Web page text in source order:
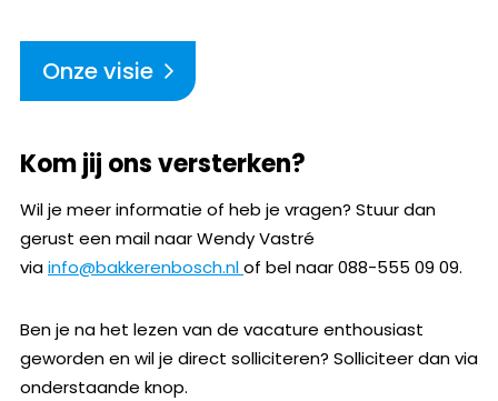
Onze visie
Kom jij ons versterken?
Wil je meer informatie of heb je vragen? Stuur dan
gerust een mail naar Wendy Vastré
viainfo@bakkerenbosch.nlof bel naar 088-555 09 09.
Ben je na het lezen van de vacature enthousiast
geworden en wil je direct solliciteren? Solliciteer dan via
onderstaande knop.